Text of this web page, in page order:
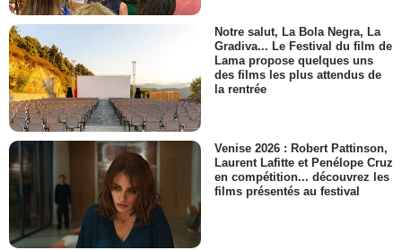
Notre salut, La Bola Negra, La
Gradiva... Le Festival du film de
Lama propose quelques uns
des films les plus attendus de
la rentrée
Venise 2026 : Robert Pattinson,
Laurent Lafitte et Penélope Cruz
en compétition... découvrez les
films présentés au festival